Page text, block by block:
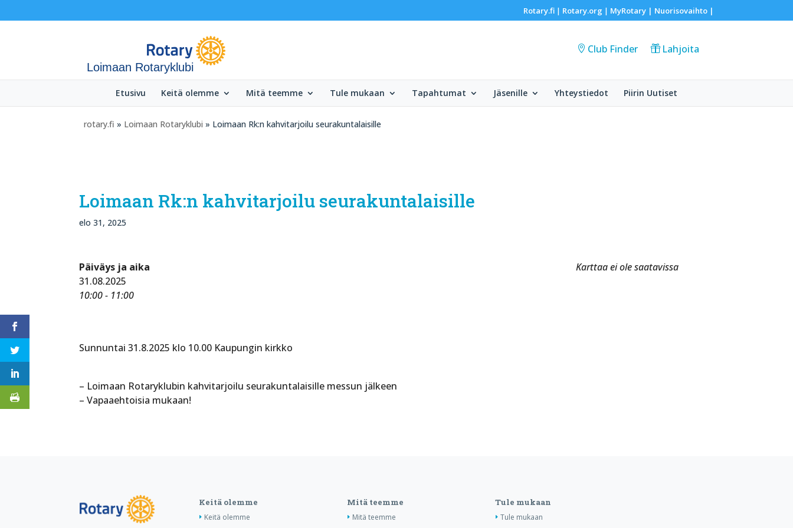
Rotary.fi| Rotary.org | MyRotary | Nuorisovaihto|
Loimaan Rotaryklubi
Club Finder Lahjoita
Etusivu Keitä olemme Mitä teemme Tule mukaan Tapahtumat Jäsenille Yhteystiedot Piirin Uutiset
rotary.fi » Loimaan Rotaryklubi » Loimaan Rk:n kahvitarjoilu seurakuntalaisille
Loimaan Rk:n kahvitarjoilu seurakuntalaisille
elo 31, 2025
Karttaa ei ole saatavissa
Päiväys ja aika
31.08.2025
10:00 - 11:00
Sunnuntai 31.8.2025 klo 10.00 Kaupungin kirkko
– Loimaan Rotaryklubin kahvitarjoilu seurakuntalaisille messun jälkeen
– Vapaaehtoisia mukaan!
Keitä olemme
Keitä olemme
Mitä teemme
Mitä teemme
Tule mukaan
Tule mukaan